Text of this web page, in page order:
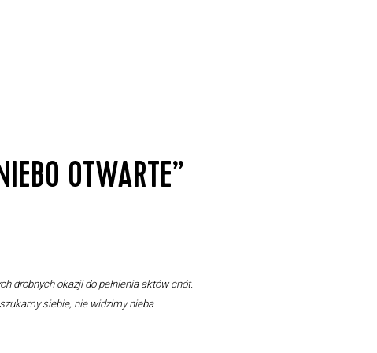
OTWARTE”
drobnych okazji do pełnienia aktów cnót.
siebie, nie widzimy nieba